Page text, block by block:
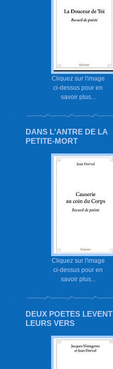
Cliquez sur l'image
ci-dessus pour en
savoir plus...
DANS L'ANTRE DE LA
PETITE-MORT
Cliquez sur l'image
ci-dessus pour en
savoir plus...
DEUX POETES LEVENT
LEURS VERS